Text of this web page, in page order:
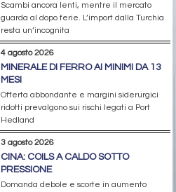
Scambi ancora lenti, mentre il mercato
guarda al dopo ferie. L’import dalla Turchia
resta un’incognita
4 agosto 2026
MINERALE DI FERRO AI MINIMI DA 13
MESI
Offerta abbondante e margini siderurgici
ridotti prevalgono sui rischi legati a Port
Hedland
3 agosto 2026
CINA: COILS A CALDO SOTTO
PRESSIONE
Domanda debole e scorte in aumento